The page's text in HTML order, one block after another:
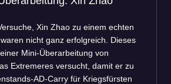
Xin Zhao zu einem echten
nicht ganz erfolgreich. Dieses
Mini-Überarbeitung von
Extremeres versucht, damit er zu
AD-Carry für Kriegsfürsten